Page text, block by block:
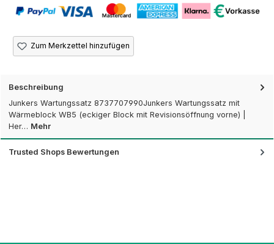
Zum Merkzettel hinzufügen
Beschreibung
Junkers Wartungssatz 8737707990Junkers Wartungssatz mit
Wärmeblock WB5 (eckiger Block mit Revisionsöffnung vorne) |
Her… Mehr
Trusted Shops Bewertungen